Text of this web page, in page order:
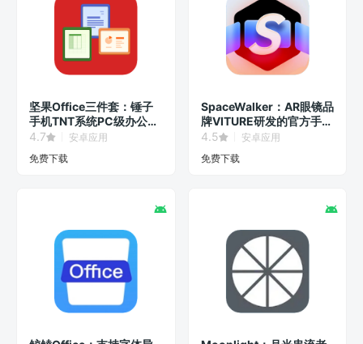
坚果Office三件套：锤子
手机TNT系统PC级办公软
件！
4.7
安卓应用
免费下载
SpaceWalker：AR眼镜品
牌VITURE研发的官方手机
客户端！
4.5
安卓应用
免费下载